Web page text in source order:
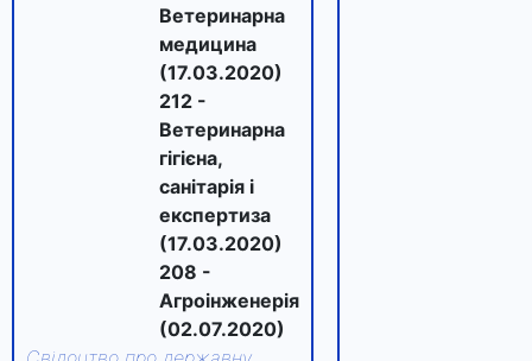
Ветеринарна
медицина
(17.03.2020)
212 -
Ветеринарна
гігієна,
санітарія і
експертиза
(17.03.2020)
208 -
Агроінженерія
(02.07.2020)